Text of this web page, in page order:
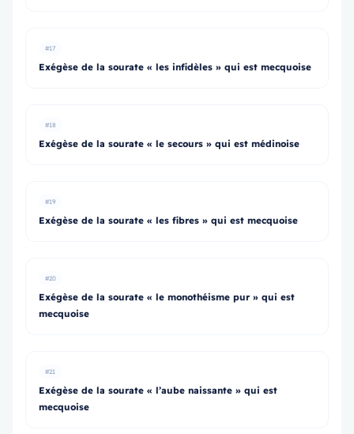
#17
Exégèse de la sourate « les infidèles » qui est mecquoise
#18
Exégèse de la sourate « le secours » qui est médinoise
#19
Exégèse de la sourate « les fibres » qui est mecquoise
#20
Exégèse de la sourate « le monothéisme pur » qui est
mecquoise
#21
Exégèse de la sourate « l’aube naissante » qui est
mecquoise